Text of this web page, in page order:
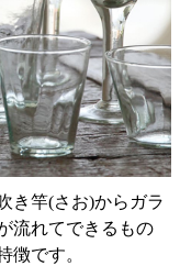
き竿(さお)からガラ
流れてできるもの
徴です。